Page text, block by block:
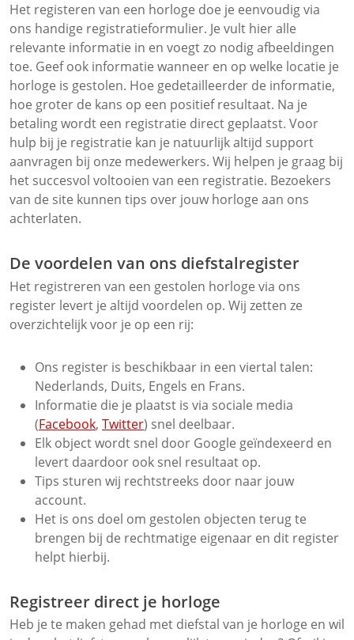
Het registeren van een horloge doe je eenvoudig via
ons handige registratieformulier. Je vult hier alle
relevante informatie in en voegt zo nodig afbeeldingen
toe. Geef ook informatie wanneer en op welke locatie je
horloge is gestolen. Hoe gedetailleerder de informatie,
hoe groter de kans op een positief resultaat. Na je
betaling wordt een registratie direct geplaatst. Voor
hulp bij je registratie kan je natuurlijk altijd support
aanvragen bij onze medewerkers. Wij helpen je graag bij
het succesvol voltooien van een registratie. Bezoekers
van de site kunnen tips over jouw horloge aan ons
achterlaten.
De voordelen van ons diefstalregister
Het registreren van een gestolen horloge via ons
register levert je altijd voordelen op. Wij zetten ze
overzichtelijk voor je op een rij:
Ons register is beschikbaar in een viertal talen:
Nederlands, Duits, Engels en Frans.
Informatie die je plaatst is via sociale media
(Facebook, Twitter) snel deelbaar.
Elk object wordt snel door Google geïndexeerd en
levert daardoor ook snel resultaat op.
Tips sturen wij rechtstreeks door naar jouw
account.
Het is ons doel om gestolen objecten terug te
brengen bij de rechtmatige eigenaar en dit register
helpt hierbij.
Registreer direct je horloge
Heb je te maken gehad met diefstal van je horloge en wil